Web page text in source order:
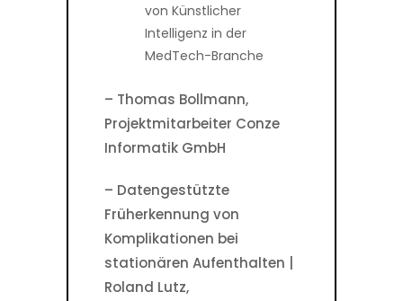
von Künstlicher
Intelligenz in der
MedTech-Branche
– Thomas Bollmann,
Projektmitarbeiter Conze
Informatik GmbH
– Datengestützte
Früherkennung von
Komplikationen bei
stationären Aufenthalten |
Roland Lutz,